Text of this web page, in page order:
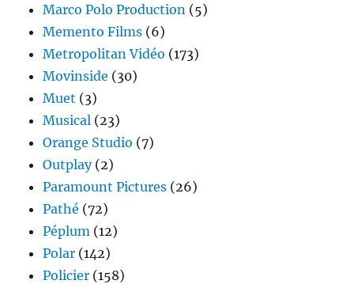
Marco Polo Production (5)
Memento Films (6)
Metropolitan Vidéo (173)
Movinside (30)
Muet (3)
Musical (23)
Orange Studio (7)
Outplay(2)
Paramount Pictures (26)
Pathé (72)
Péplum (12)
Polar (142)
Policier (158)